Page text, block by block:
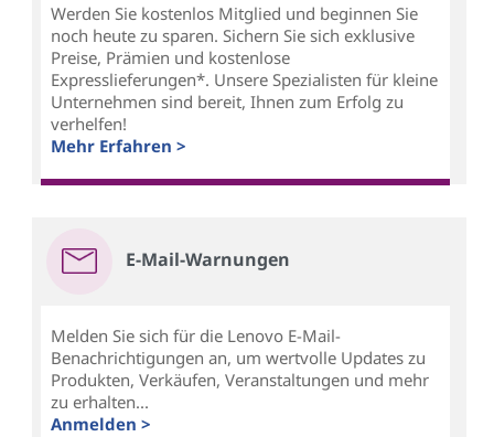
Werden Sie kostenlos Mitglied und beginnen Sie
noch heute zu sparen. Sichern Sie sich exklusive
Preise, Prämien und kostenlose
Expresslieferungen*. Unsere Spezialisten für kleine
Unternehmen sind bereit, Ihnen zum Erfolg zu
verhelfen!
Mehr Erfahren >
E-Mail-Warnungen
Melden Sie sich für die Lenovo E-Mail-
Benachrichtigungen an, um wertvolle Updates zu
Produkten, Verkäufen, Veranstaltungen und mehr
zu erhalten...
Anmelden >